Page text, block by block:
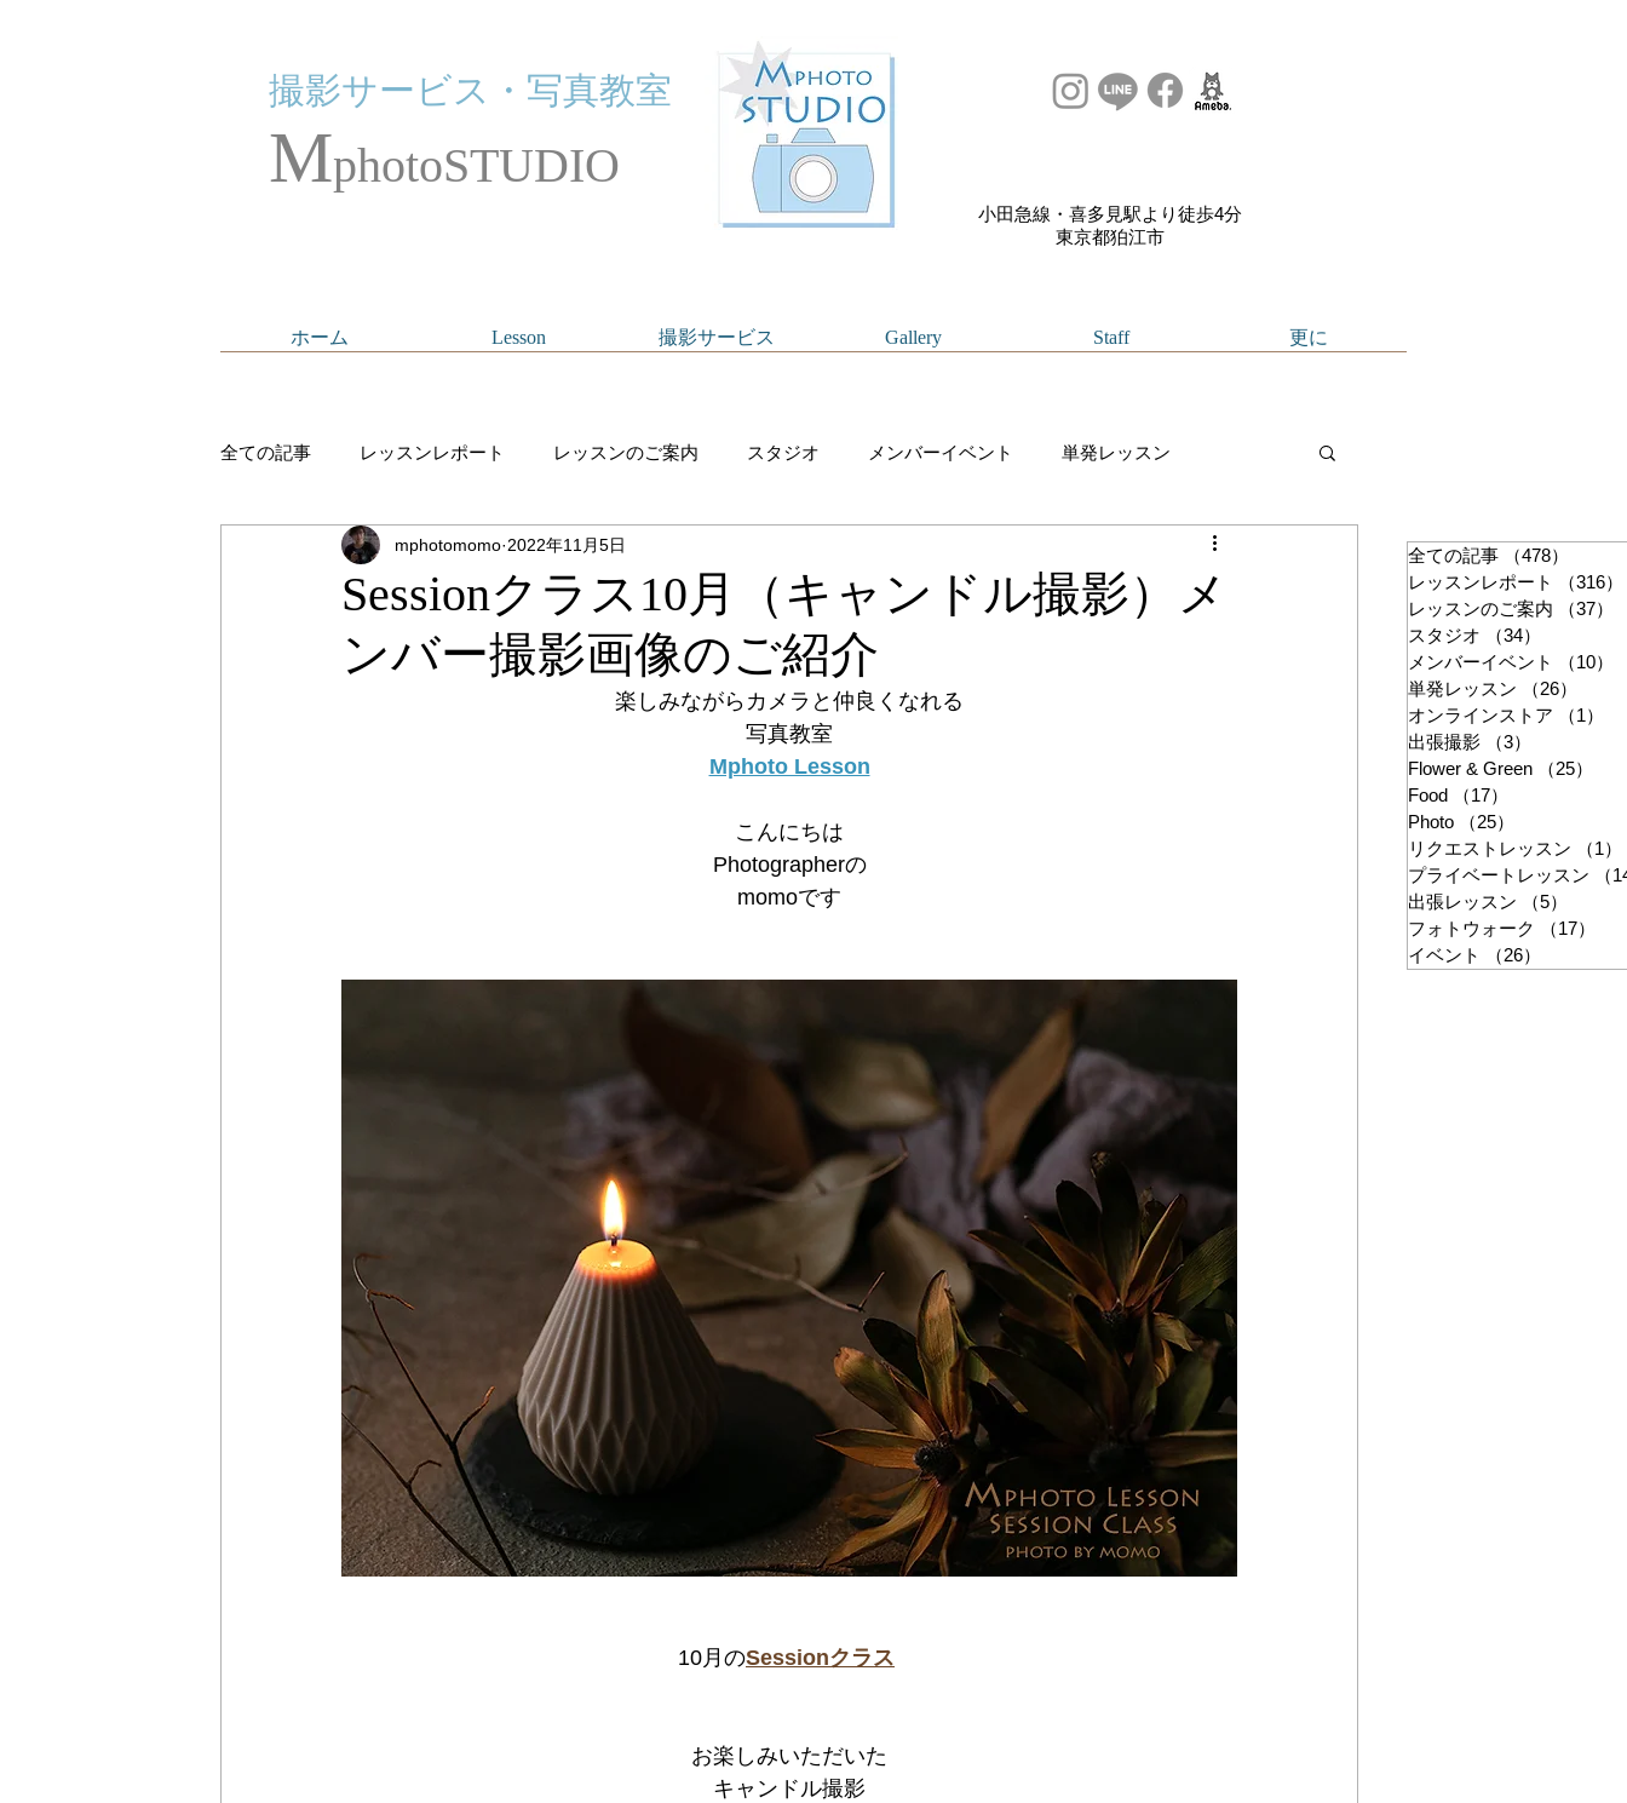
撮影サービス・ 写真教室
MphotoSTUDIO
小田急線・喜多見駅より徒歩4分
​東京都狛江市
ホーム Lesson 撮影サービス Gallery Staff 更に
全ての記事 レッスンレポート レッスンのご案内 スタジオ メンバーイベント 単発レッスン
オンラインストア 出張撮影 Flower & Green
プライベートレッスン 出張レッスン フォトウォーク イベント
Sessionクラス10月（キャンドル撮影）メ
ンバー撮影画像のご紹介
mphotomomo 2022年11月5日
楽しみながらカメラと仲良くなれる
写真教室
Mphoto Lesson
こんにちは
Photographerの
momoです
10月のSessionクラス
お楽しみいただいた
キャンドル撮影
全ての記事 （478）
レッスンレポート
（316）
レッスンのご案内
（37）
スタジオ
（34）
メンバーイベント
（10）
単発レッスン
（26）
オンラインストア
（1）
出張撮影
（3）
Flower & Green
（25）
Food
（17）
Photo
（25）
リクエストレッスン
（1）
プライベートレッスン
（
出張レッスン
（5）
フォトウォーク
（17）
イベント
（26）